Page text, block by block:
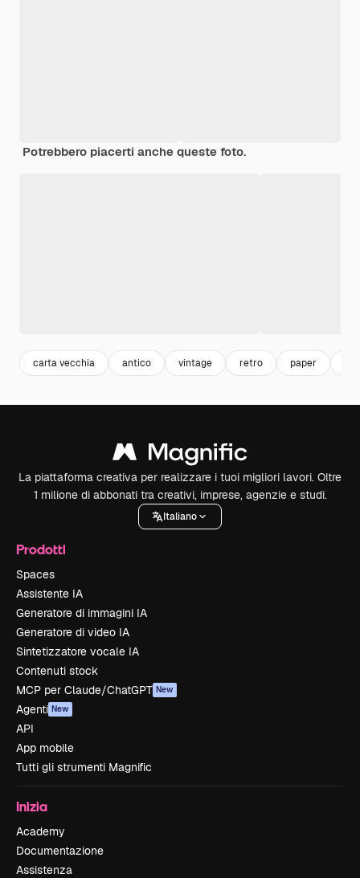
Potrebbero piacerti anche queste foto.
carta vecchia antico vintage retro paper
La piattaforma creativa per realizzare i tuoi migliori lavori. Oltre
1 milione di abbonati tra creativi, imprese, agenzie e studi.
Italiano
Prodotti
Spaces
Assistente IA
Generatore di immagini IA
Generatore di video IA
Sintetizzatore vocale IA
Contenuti stock
MCP per Claude/ChatGPT New
Agenti New
API
App mobile
Tutti gli strumenti Magnific
Inizia
Academy
Documentazione
Assistenza